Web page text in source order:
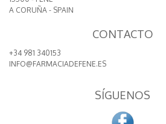
A CORUÑA - SPAIN
CONTACTO
+34 981 340153
INFO@FARMACIADEFENE.ES
SÍGUENOS